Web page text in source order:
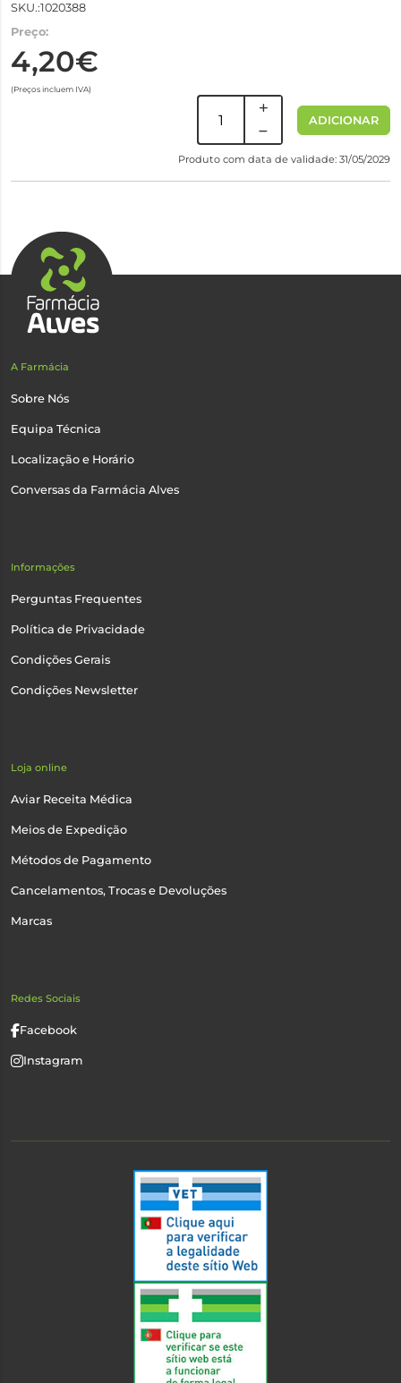
SKU.:1020388
Preço:
4,20€
(Preços incluem IVA)
ADICIONAR
Produto com data de validade: 31/05/2029
A Farmácia
Sobre Nós
Equipa Técnica
Localização e Horário
Conversas da Farmácia Alves
Informações
Perguntas Frequentes
Política de Privacidade
Condições Gerais
Condições Newsletter
Loja online
Aviar Receita Médica
Meios de Expedição
Métodos de Pagamento
Cancelamentos, Trocas e Devoluções
Marcas
Redes Sociais
Facebook
Instagram